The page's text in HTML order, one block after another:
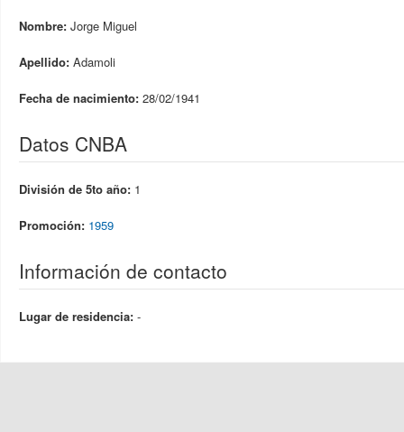
Nombre: Jorge Miguel
Apellido: Adamoli
Fecha de nacimiento: 28/02/1941
Datos CNBA
División de 5to año: 1
Promoción: 1959
Información de contacto
Lugar de residencia: -